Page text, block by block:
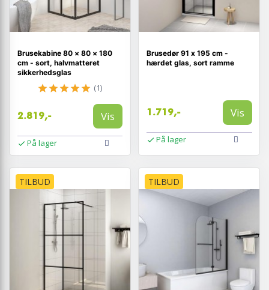
Brusekabine 80 × 80 × 180
cm - sort, halvmatteret
sikkerhedsglas
(1)
2.819,- Vis
På lager
Brusedør 91 x 195 cm -
hærdet glas, sort ramme
1.719,- Vis
På lager
TILBUD TILBUD